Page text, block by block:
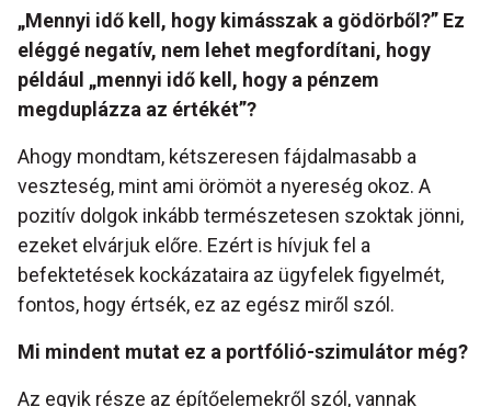
„Mennyi idő kell, hogy kimásszak a gödörbő l?” Ez
eléggé negatív, nem lehet megfordítani, hogy
például „mennyi idő kell, hogy a pénzem
megduplázza az értékét”?
Ahogy mondtam, kétszeresen fájdalmasabb a
veszteség, mint ami örömöt a nyereség okoz. A
pozitív dolgok inkább természetesen szoktak jönni,
ezeket elvárjuk előre. Ezért is hívjuk fel a
befektetések kockázataira az ügyfelek figyelmét,
fontos, hogy értsék, ez az egész miről szól.
Mi mindent mutat ez a portfólió-szimulátor még?
Az egyik része az építőelemekről szól, vannak